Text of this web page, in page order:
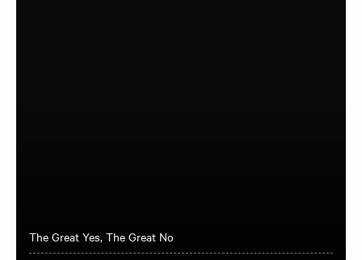
The Great Yes, The Great No